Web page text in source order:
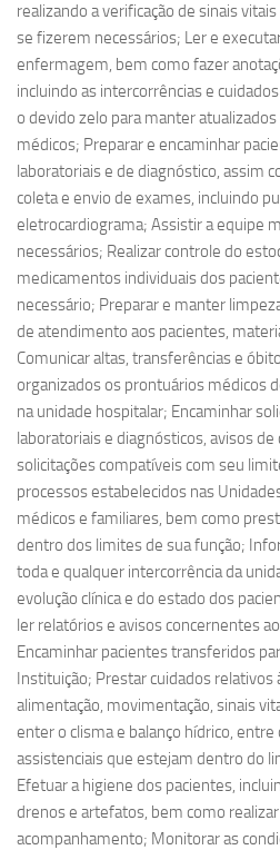
realizando a verificação de sinais
se fizerem necessários; Ler e
enfermagem, bem como fazer
incluindo as intercorrências e
o devido zelo para manter
médicos; Preparar e encaminhar
laboratoriais e de diagnóstico, assim
coleta e envio de exames, incluindo
eletrocardiograma; Assistir a equipe
necessários; Realizar controle do
medicamentos individuais dos
necessário; Preparar e manter
de atendimento aos pacientes,
Comunicar altas, transferências e
organizados os prontuários médicos
na unidade hospitalar; Encaminhar
laboratoriais e diagnósticos, avisos
solicitações compatíveis com seu
processos estabelecidos nas
médicos e familiares, bem como
dentro dos limites de sua função;
toda e qualquer intercorrência da
evolução clínica e do estado dos
ler relatórios e avisos concernentes
Encaminhar pacientes transferidos
Instituição; Prestar cuidados relativos
alimentação, movimentação, sinais
enter o clisma e balanço hídrico,
assistenciais que estejam dentro do
Efetuar a higiene dos pacientes,
drenos e artefatos, bem como
acompanhamento; Monitorar as